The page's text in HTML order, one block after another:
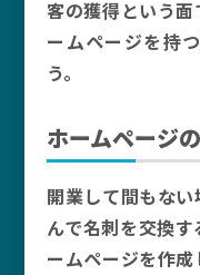
客の獲得という
ームページを持
う。
ホームページ
開業して間もな
んで名刺を交換
ームページを作